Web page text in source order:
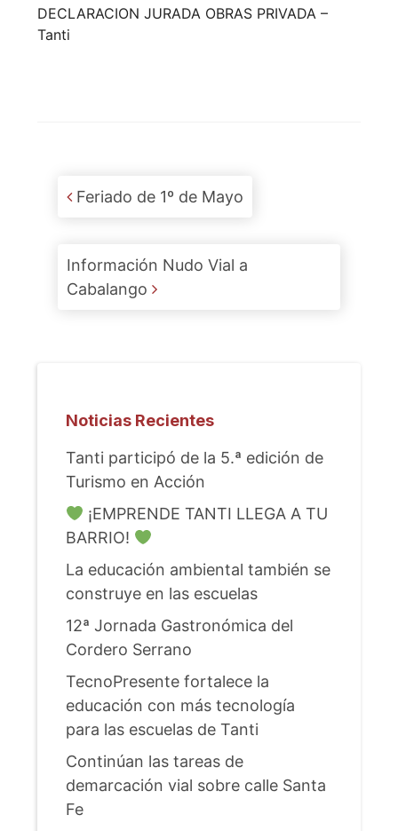
DECLARACION JURADA OBRAS PRIVADA –
Tanti
Post navigation
Feriado de 1º de Mayo
Información Nudo Vial a
Cabalango
Noticias Recientes
Tanti participó de la 5.ª edición de
Turismo en Acción
¡EMPRENDE TANTI LLEGA A TU
BARRIO!
La educación ambiental también se
construye en las escuelas
12ª Jornada Gastronómica del
Cordero Serrano
TecnoPresente fortalece la
educación con más tecnología
para las escuelas de Tanti
Continúan las tareas de
demarcación vial sobre calle Santa
Fe